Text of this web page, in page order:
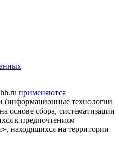
применяются
(информационные технологии
основе сбора, систематизации
к предпочтениям
находящихся на территории